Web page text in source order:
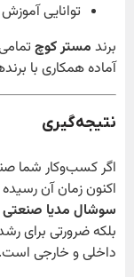
توانایی
برند مستر کوچ
آماده همکاری با
نتیجه‌گیری
اگر کسب‌وکار شما
اکنون زمان آن رسیده
سوشال مدیا صنعتی
بلکه ضرورتی برای
داخلی و خارجی است.